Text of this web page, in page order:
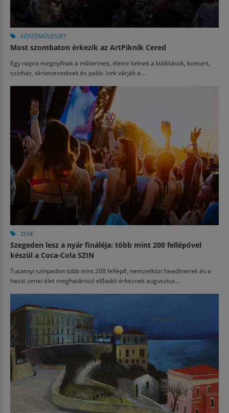
KÉPZŐMŰVÉSZET
Most szombaton érkezik az ArtPiknik Cered
Egy napra megnyílnak a műtermek, életre kelnek a kiállítások, koncert,
színház, tárlatvezetések és palóc ízek várják a...
ZENE
Szegeden lesz a nyár fináléja: több mint 200 fellépővel
készül a Coca-Cola SZIN
Tucatnyi színpadon több mint 200 fellépő, nemzetközi headlinerek és a
hazai zenei élet meghatározó előadói érkeznek augusztus...